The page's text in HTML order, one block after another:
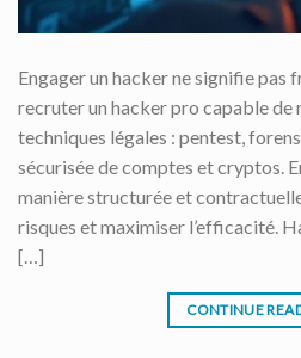
Engager un hacker ne signifie pas
recruter un hacker pro capable de
techniques légales : pentest,
sécurisée de comptes et cryptos.
manière structurée et
risques et maximiser l’efficacité.
[…]
CONTINUE